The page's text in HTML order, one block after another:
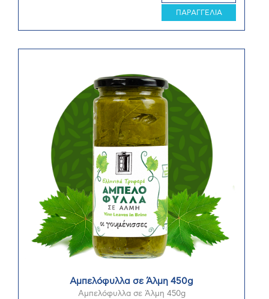
ΠΑΡΑΓΓΕΛΙΑ
Αμπελόφυλλα σε Άλμη 450g
Αμπελόφυλλα σε Άλμη 450g